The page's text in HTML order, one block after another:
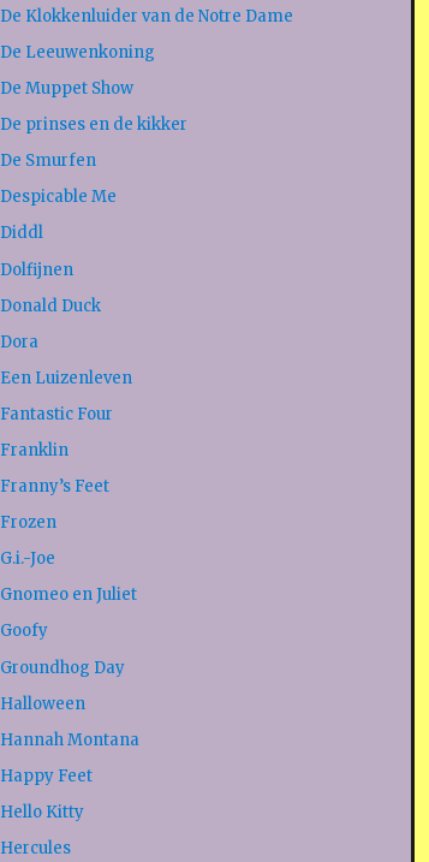
De Klokkenluider van de Notre Dame
De Leeuwenkoning
De Muppet Show
De prinses en de kikker
De Smurfen
Despicable Me
Diddl
Dolfijnen
Donald Duck
Dora
Een Luizenleven
Fantastic Four
Franklin
Franny’s Feet
Frozen
G.i.-Joe
Gnomeo en Juliet
Goofy
Groundhog Day
Halloween
Hannah Montana
Happy Feet
Hello Kitty
Hercules